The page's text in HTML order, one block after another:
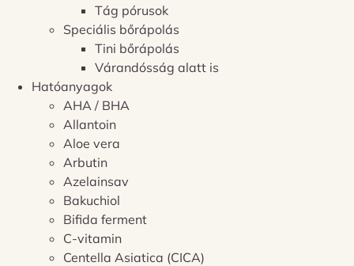
Tág pórusok
Speciális bőrápolás
Tini bőrápolás
Várandósság alatt is
Hatóanyagok
AHA / BHA
Allantoin
Aloe vera
Arbutin
Azelainsav
Bakuchiol
Bifida ferment
C-vitamin
Centella Asiatica (CICA)